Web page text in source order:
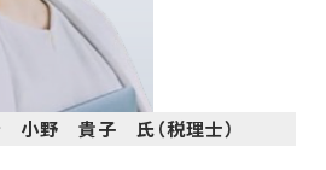
小野 貴子 氏（税理士）